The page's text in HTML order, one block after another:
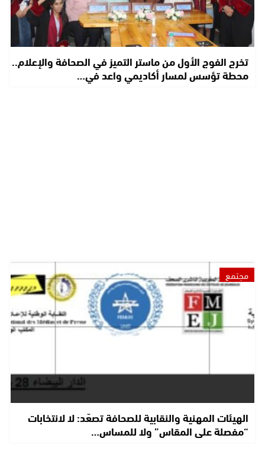
تخرج الفوج الأول من ماستر التميز في الصحافة والإعلام..
محطة تؤسس لمسار أكاديمي واعد في…
مجتمع
الهيئات المهنية والنقابية للصحافة تصعّد: لا لانتخابات
“مفصلة على المقاس” ولا للمساس…